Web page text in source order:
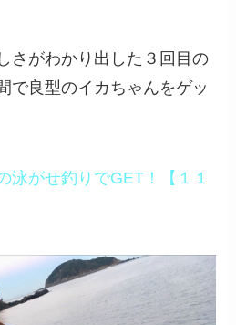
さがわかり出した３回目の
で良型のイカちゃんをゲッ
泳がせ釣りでGET！【１１